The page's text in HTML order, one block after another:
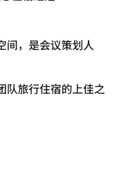
间，是会议策划人
队旅行住宿的上佳之